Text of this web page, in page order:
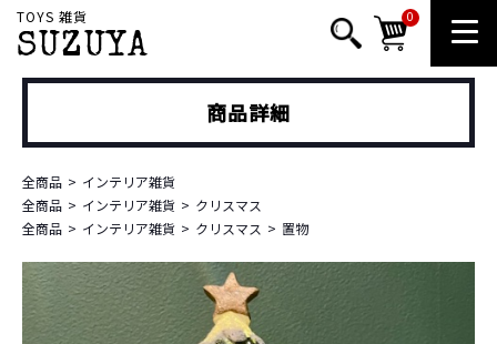
TOYS 雑貨
SUZUYA
0
商品詳細
全商品
インテリア雑貨
全商品
インテリア雑貨
クリスマス
全商品
インテリア雑貨 クリスマス 置物